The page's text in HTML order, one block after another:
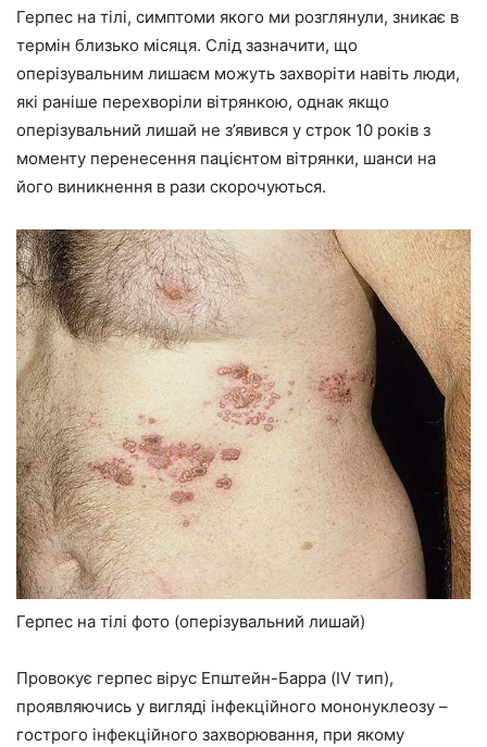
Герпес на тілі, симптоми якого ми розглянули, зникає в
термін близько місяця. Слід зазначити, що
оперізувальним лишаєм можуть захворіти навіть люди,
які раніше перехворіли вітрянкою, однак якщо
оперізувальний лишай не з’явився у строк 10 років з
моменту перенесення пацієнтом вітрянки, шанси на
його виникнення в рази скорочуються.
Герпес на тілі фото (оперізувальний лишай)
Провокує герпес вірус Епштейн-Барра (IV тип),
проявляючись у вигляді інфекційного мононуклеозу –
гострого інфекційного захворювання, при якому